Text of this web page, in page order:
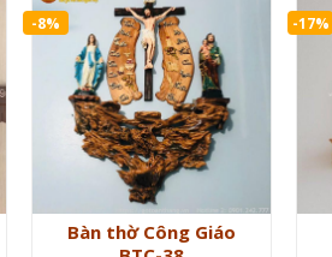
-8%
Bàn thờ Công Giáo
-17%